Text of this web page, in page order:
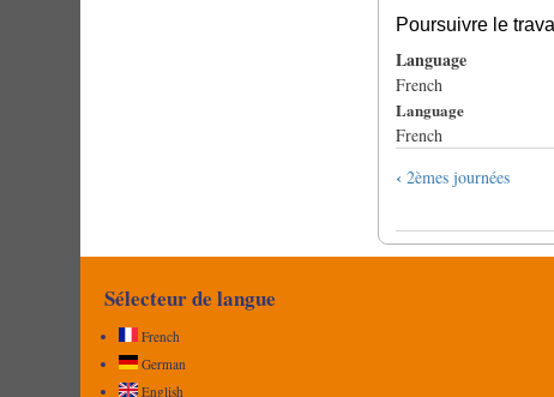
Poursuivre le
Language
French
Language
French
Liens
de
livre
‹ 2èmes journées
Sélecteur de langue
French
German
English